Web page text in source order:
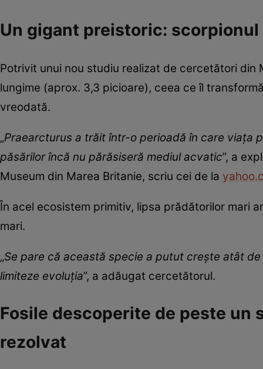
Un gigant preistoric:
Potrivit unui nou studiu realizat de cercetători
lungime (aprox. 3,3 picioare), ceea ce îl
vreodată.
„Praearcturus a trăit într-o perioadă în care viața
păsărilor încă nu părăsiseră mediul acvatic”, a
Museum din Marea Britanie, scriu cei de la
În acel ecosistem primitiv, lipsa prădătorilor mari
mari.
„Se pare că această specie a putut crește atât
limiteze evoluția”, a adăugat cercetătorul.
Fosile descoperite de peste un
rezolvat